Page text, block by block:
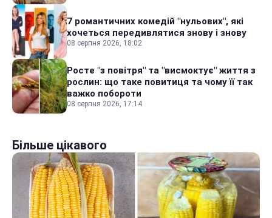
7 романтичних комедій "нульових", які
хочеться передивлятися знову і знову
08 серпня 2026, 18:02
Росте "з повітря" та "висмоктує" життя з
рослин: що таке повитиця та чому її так
важко побороти
08 серпня 2026, 17:14
Більше цікавого